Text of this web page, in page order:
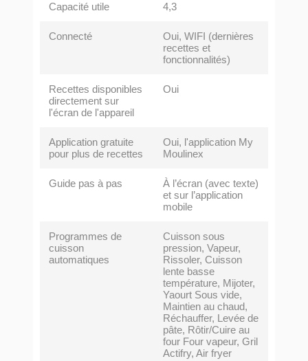
Capacité utile 4,3
Connecté
Oui, WIFI (dernières
recettes et
fonctionnalités)
Recettes disponibles
directement sur
l'écran de l'appareil
Oui
Application gratuite
pour plus de recettes
Oui, l'application My
Moulinex
Guide pas à pas
À l’écran (avec texte)
et sur l’application
mobile
Programmes de
cuisson
automatiques
Cuisson sous
pression, Vapeur,
Rissoler, Cuisson
lente basse
température, Mijoter,
Yaourt Sous vide,
Maintien au chaud,
Réchauffer, Levée de
pâte, Rôtir/Cuire au
four Four vapeur, Gril
Actifry, Air fryer